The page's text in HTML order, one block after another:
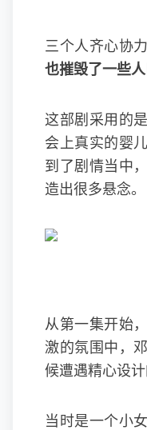
三个人齐心协
也摧毁了一些人
这部剧采用的
会上真实的婴
到了剧情当中
造出很多悬念。
从第一集开始
激的氛围中，
候遭遇精心设
当时是一个小